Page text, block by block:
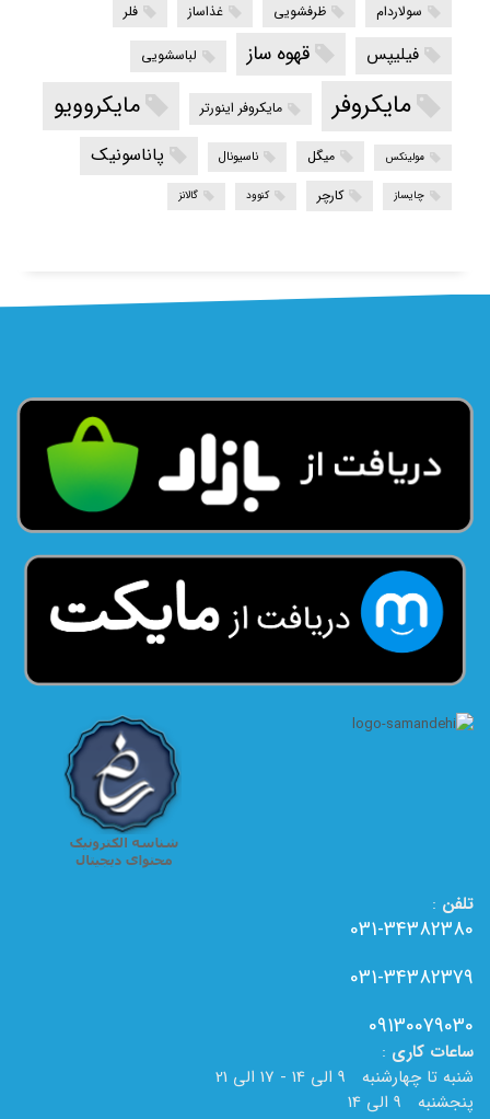
سولاردام
ظرفشویی غذاساز فلر
فیلیپس قهوه ساز لباسشویی
مایکروفر مایکروفر اینورتر مایکروویو
مولینکس میگل ناسیونال پاناسونیک
چایساز کارچر کنوود گالانز
تلفن :
031-34382380
031-34382379
09130079030
ساعات کاری :
شنبه تا چهارشنبه 9 الی 14 - 17 الی 21
پنجشنبه 9 الی 14